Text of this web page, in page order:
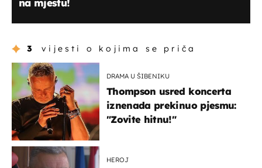
na mjestu!
3 vijesti o kojima se priča
DRAMA U ŠIBENIKU
Thompson usred koncerta
iznenada prekinuo pjesmu:
"Zovite hitnu!"
HEROJ